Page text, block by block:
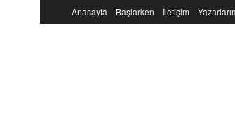
Anasayfa Başlarken İletişim